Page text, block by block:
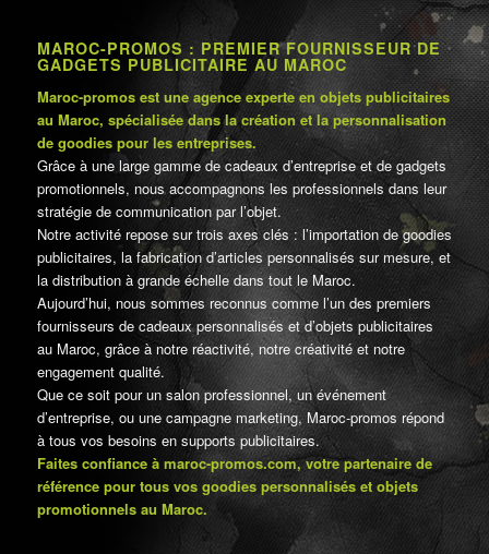
MAROC-PROMOS : PREMIER FOURNISSEUR DE
GADGETS PUBLICITAIRE AU MAROC
Maroc-promos est une agence experte en objets publicitaires
au Maroc, spécialisée dans la création et la personnalisation
de goodies pour les entreprises.
Grâce à une large gamme de cadeaux d’entreprise et de gadgets
promotionnels, nous accompagnons les professionnels dans leur
stratégie de communication par l’objet.
Notre activité repose sur trois axes clés : l’importation de goodies
publicitaires, la fabrication d’articles personnalisés sur mesure, et
la distribution à grande échelle dans tout le Maroc.
Aujourd’hui, nous sommes reconnus comme l’un des premiers
fournisseurs de cadeaux personnalisés et d’objets publicitaires
au Maroc, grâce à notre réactivité, notre créativité et notre
engagement qualité.
Que ce soit pour un salon professionnel, un événement
d’entreprise, ou une campagne marketing, Maroc-promos répond
à tous vos besoins en supports publicitaires.
Faites confiance à maroc-promos.com, votre partenaire de
référence pour tous vos goodies personnalisés et objets
promotionnels au Maroc.